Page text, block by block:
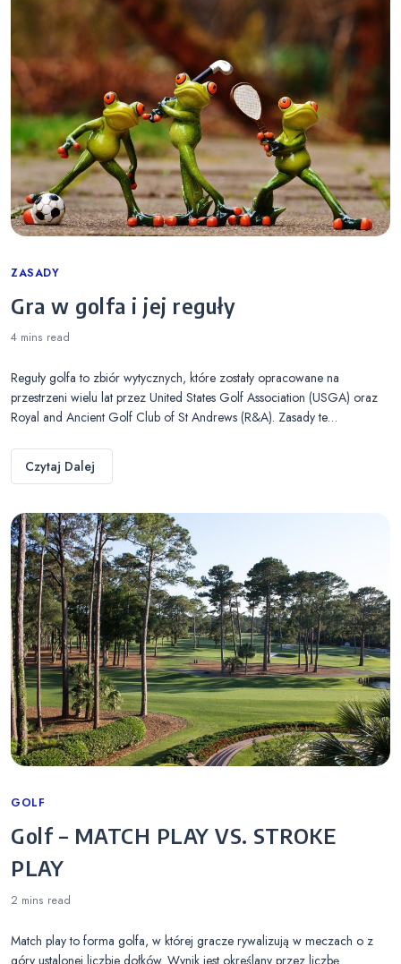
Categories
ZASADY
Gra w golfa i jej reguły
4 mins read
Reguły golfa to zbiór wytycznych, które zostały opracowane na
przestrzeni wielu lat przez United States Golf Association (USGA) oraz
Royal and Ancient Golf Club of St Andrews (R&A). Zasady te…
Czytaj Dalej
Categories
GOLF
Golf – MATCH PLAY VS. STROKE
PLAY
2 mins read
Match play to forma golfa, w której gracze rywalizują w meczach o z
góry ustalonej liczbie dołków. Wynik jest określany przez liczbę